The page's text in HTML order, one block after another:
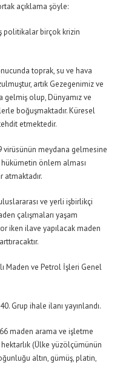
açıklama şöyle:
politikalar birçok krizin
toprak, su ve hava
artık Gezegenimiz ve
gelmiş olup, Dünyamız ve
boğuşmaktadır. Küresel
etmektedir.
meydana gelmesine
önlem alması
atmaktadır.
ve yerli işbirlikçi
çalışmaları yaşam
iken ilave yapılacak maden
Maden ve Petrol İşleri Genel
Grup ihale ilanı yayınlandı.
maden arama ve işletme
hektarlık (Ülke yüzölçümünün
altın, gümüş, platin,